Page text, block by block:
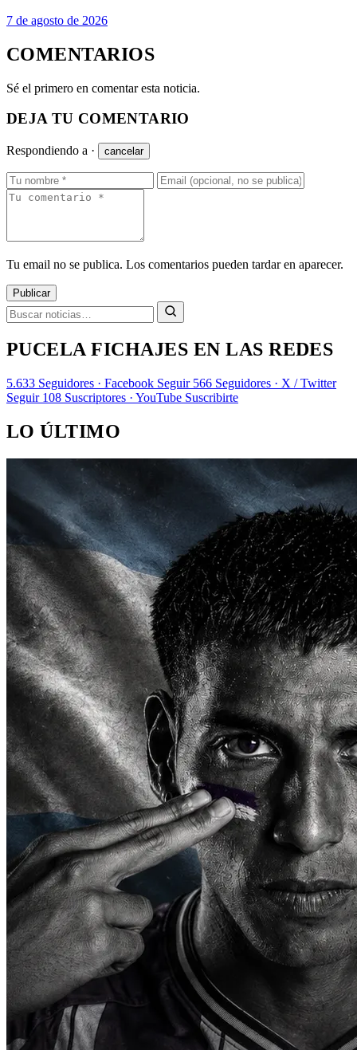
7 de agosto de 2026
COMENTARIOS
Sé el primero en comentar esta noticia.
DEJA TU COMENTARIO
Respondiendo a · cancelar
Tu email no se publica. Los comentarios pueden tardar en aparecer.
Publicar
PUCELA FICHAJES EN LAS REDES
5.633 Seguidores · Facebook Seguir 566 Seguidores · X / Twitter
Seguir 108 Suscriptores · YouTube Suscribirte
LO ÚLTIMO